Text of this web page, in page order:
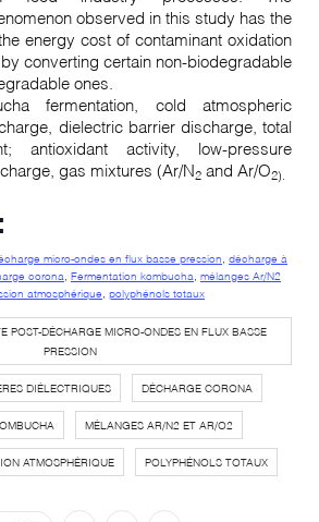
observed in this study has the
energy cost of contaminant oxidation
converting certain non-biodegradable
ones.
fermentation, cold atmospheric
dielectric barrier discharge, total
antioxidant activity, low-pressure
gas mixtures (Ar/N
2
and Ar/O
2).
micro-ondes en flux basse pression décharge à
corona Fermentation kombucha mélanges Ar/N2
atmosphérique polyphénols totaux
POST-DÉCHARGE MICRO-ONDES EN FLUX BASSE
PRESSION
DIÉLECTRIQUES DÉCHARGE CORONA
MÉLANGES AR/N2 ET AR/O2
ATMOSPHÉRIQUE POLYPHÉNOLS TOTAUX